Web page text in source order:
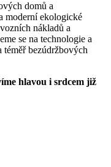
domů a
moderní ekologické
nákladů a
se na technologie a
bezúdržbových
hlavou i srdcem již